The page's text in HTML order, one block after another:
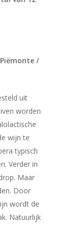
/
uit
worden
wijn te
typisch
Verder in
Maar
Door
wordt de
Natuurlijk